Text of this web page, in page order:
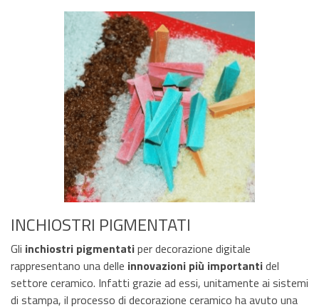
INCHIOSTRI PIGMENTATI
Gli inchiostri pigmentatiper decorazione digitale
rappresentano una delle innovazioni più importantidel
settore ceramico. Infatti grazie ad essi, unitamente ai sistemi
di stampa, il processo di decorazione ceramico ha avuto una